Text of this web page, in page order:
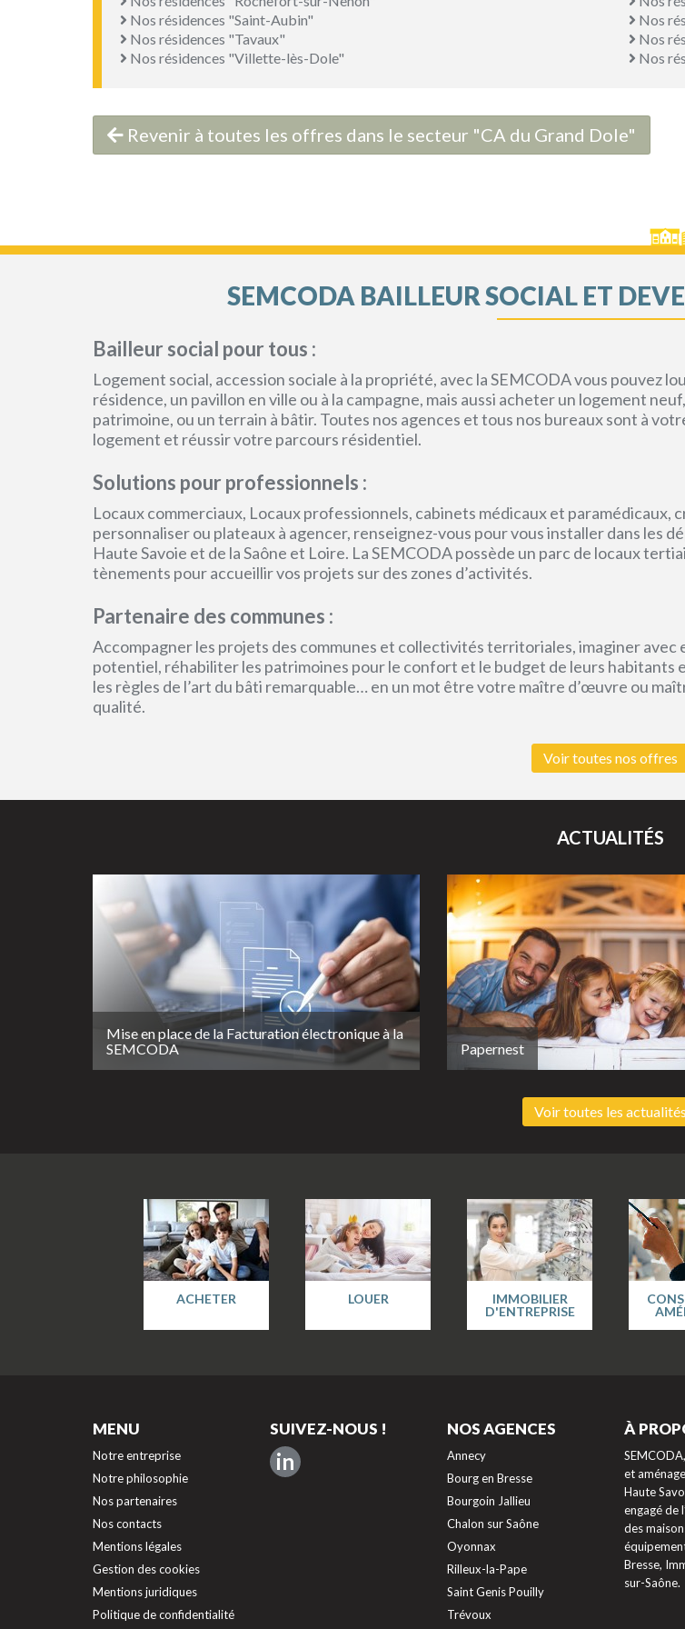
Nos résidences "Saint-Aubin"
Nos
Nos résidences "Tavaux"
Nos
Nos résidences "Villette-lès-Dole"
Nos
Revenir à toutes les offres dans le secteur "CA du Grand Dole"
SEMCODA BAILLEUR SOCIAL ET
Bailleur social pour tous :
Logement social, accession sociale à la propriété, avec la SEMCODA vous pouvez
résidence, un pavillon en ville ou à la campagne, mais aussi acheter un logement
patrimoine, ou un terrain à bâtir. Toutes nos agences et tous nos bureaux sont à
logement et réussir votre parcours résidentiel.
Solutions pour professionnels :
Locaux commerciaux, Locaux professionnels, cabinets médicaux et paramédicaux,
personnaliser ou plateaux à agencer, renseignez-vous pour vous installer dans les
Haute Savoie et de la Saône et Loire. La SEMCODA possède un parc de locaux
tènements pour accueillir vos projets sur des zones d’activités.
Partenaire des communes :
Accompagner les projets des communes et collectivités territoriales, imaginer
potentiel, réhabiliter les patrimoines pour le confort et le budget de leurs
les règles de l’art du bâti remarquable… en un mot être votre maître d’œuvre ou
qualité.
Voir toutes nos offres
ACTUALITÉS
Mise en place de la Facturation électronique à la
SEMCODA
Papernest
Voir toutes les actualités
ACHETER LOUER
IMMOBILIER
D'ENTREPRISE
MENU
Notre entreprise
Notre philosophie
Nos partenaires
Nos contacts
Mentions légales
Gestion des cookies
Mentions juridiques
Politique de confidentialité
SUIVEZ-NOUS !
in
NOS AGENCES
Annecy
Bourg en Bresse
Bourgoin Jallieu
Chalon sur Saône
Oyonnax
Rilleux-la-Pape
Saint Genis Pouilly
Trévoux
À
et
Haute
engagé de
des
Bresse,
sur-Saône.